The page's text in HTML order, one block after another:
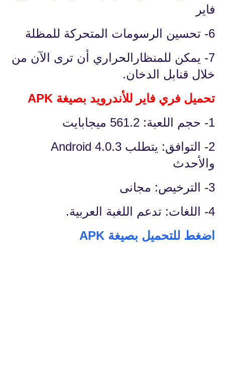
فاير
6- تحسين الرسومات المتحركة للمظلة
7- يمكن للمنظارالحراري أن ترى الآن من
خلال قنابل الدخان.
تحميل فري فاير للأندرويد بصيغة APK
1- حجم اللعبة: 561.2 ميجابايت
2- التوافق: يتطلب Android 4.0.3
والأحدث
3- الترخيص: مجانى
4- اللغات: تدعم اللغبة العربية.
اضغط للتحميل بصيغة APK